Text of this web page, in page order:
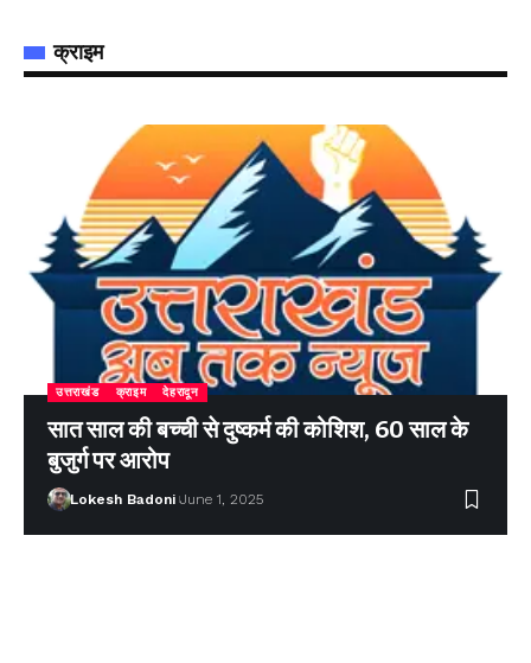
क्राइम
उत्तराखंड क्राइम देहरादून
सात साल की बच्ची से दुष्कर्म की कोशिश, 60 साल के
बुजुर्ग पर आरोप
Lokesh Badoni June 1, 2025